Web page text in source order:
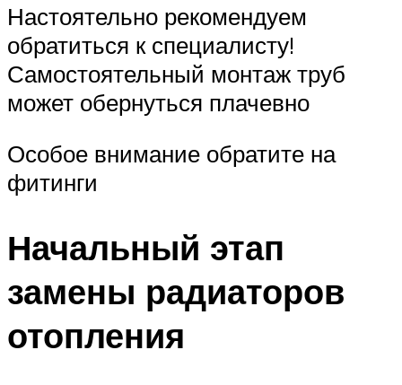
Настоятельно рекомендуем
обратиться к специалисту!
Самостоятельный монтаж труб
может обернуться плачевно
Особое внимание обратите на
фитинги
Начальный этап
замены радиаторов
отопления